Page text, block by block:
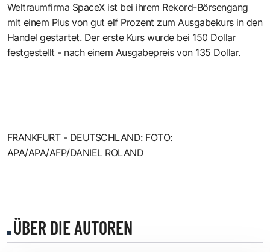
Weltraumfirma SpaceX ist bei ihrem Rekord-Börsengang
mit einem Plus von gut elf Prozent zum Ausgabekurs in den
Handel gestartet. Der erste Kurs wurde bei 150 Dollar
festgestellt - nach einem Ausgabepreis von 135 Dollar.
FRANKFURT - DEUTSCHLAND: FOTO:
APA/APA/AFP/DANIEL ROLAND
ÜBER DIE AUTOREN